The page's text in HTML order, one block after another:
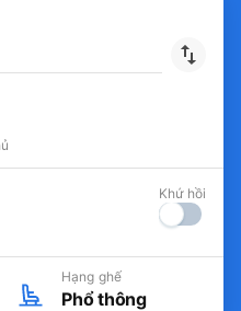
Khứ hồi
Hạng ghế
Phổ thông